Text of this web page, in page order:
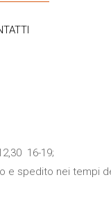
16-19;
e spedito nei tempi